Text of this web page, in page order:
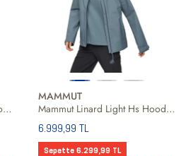
Mammut Aenergy TR HS Hooded Erkek Outdoor Ceketi
MAMMUT
Mammut Linard Light Hs Hooded Jacket Kadın Mavi Outdoor Ceketi
6.999,99 TL
Sepette 6.299,99 TL